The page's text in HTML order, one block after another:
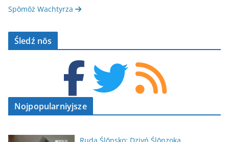
Spōmōż Wachtyrza
Śledź nŏs
Nojpopularniyjsze
Ruda Ślōnsko: Dziyń Ślōnzoka